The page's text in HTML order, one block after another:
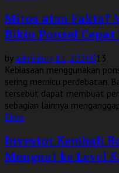
Mitos atau Fakta?
Bikin Ponsel Cepat
byadminJuly 11, 2026013
Kebiasaan menggunakan
sering memicu perdebatan.
tersebut dapat membuat
sebagian lainnya
Ekbis
Investor Kembali
Menguat ke Level